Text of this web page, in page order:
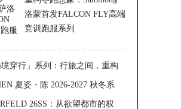
洛蒙首发FALCON FLY高端
竞训跑服系列
穿行」系列：行旅之间，重构
对话
夏姿・陈 2026-2027 秋冬系
26SS：从欲望都市的权